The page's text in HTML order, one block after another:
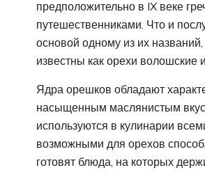
предположительно в IX веке
путешественниками. Что и
основой одному из их
известны как орехи волошские
Ядра орешков обладают
насыщенным маслянистым
используются в кулинарии
возможными для орехов
готовят блюда, на которых